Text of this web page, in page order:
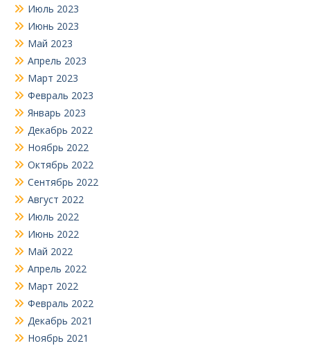
Июль 2023
Июнь 2023
Май 2023
Апрель 2023
Март 2023
Февраль 2023
Январь 2023
Декабрь 2022
Ноябрь 2022
Октябрь 2022
Сентябрь 2022
Август 2022
Июль 2022
Июнь 2022
Май 2022
Апрель 2022
Март 2022
Февраль 2022
Декабрь 2021
Ноябрь 2021